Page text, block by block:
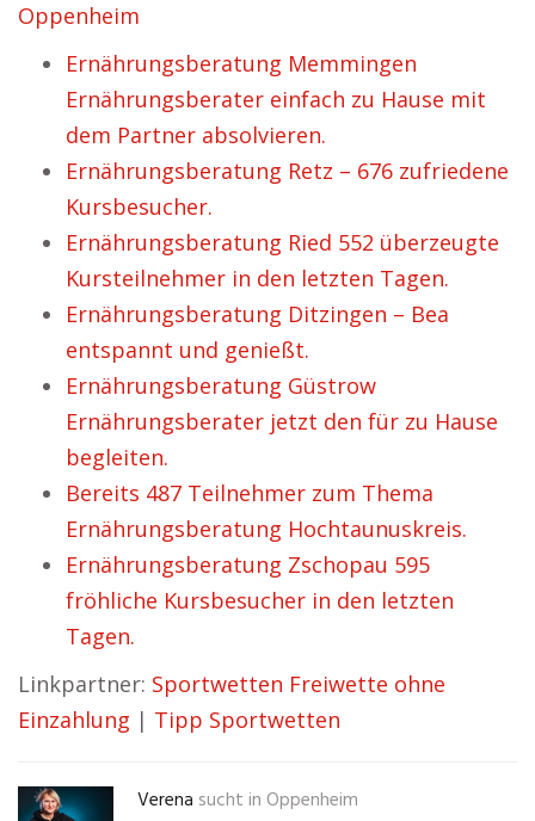
Oppenheim
Ernährungsberatung Memmingen
Ernährungsberater einfach zu Hause mit
dem Partner absolvieren.
Ernährungsberatung Retz – 676 zufriedene
Kursbesucher.
Ernährungsberatung Ried 552 überzeugte
Kursteilnehmer in den letzten Tagen.
Ernährungsberatung Ditzingen – Bea
entspannt und genießt.
Ernährungsberatung Güstrow
Ernährungsberater jetzt den für zu Hause
begleiten.
Bereits 487 Teilnehmer zum Thema
Ernährungsberatung Hochtaunuskreis.
Ernährungsberatung Zschopau 595
fröhliche Kursbesucher in den letzten
Tagen.
Linkpartner: Sportwetten Freiwette ohne
Einzahlung | Tipp Sportwetten
Verena sucht in Oppenheim